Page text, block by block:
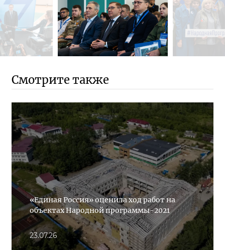
Смотрите также
«Единая Россия» оценила ход работ на
объектах Народной программы-2021
23.07.26